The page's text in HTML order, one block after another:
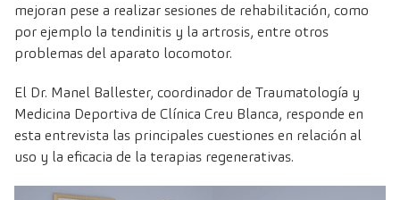
mejoran pese a realizar sesiones de rehabilitación, como
por ejemplo la tendinitis y la artrosis, entre otros
problemas del aparato locomotor.
El Dr. Manel Ballester, coordinador de Traumatología y
Medicina Deportiva de Clínica Creu Blanca, responde en
esta entrevista las principales cuestiones en relación al
uso y la eficacia de la terapias regenerativas.